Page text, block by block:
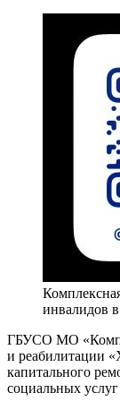
инвалидов
ГБУСО МО
и реабилитации
капитального
социальных услуг